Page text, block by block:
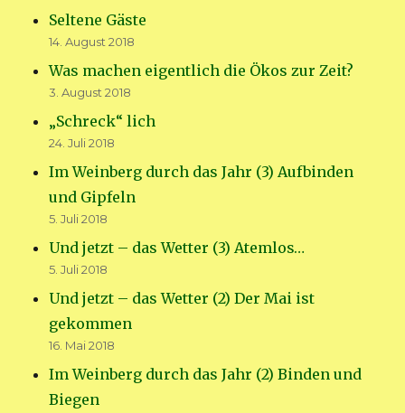
Seltene Gäste
14. August 2018
Was machen eigentlich die Ökos zur Zeit?
3. August 2018
„Schreck“ lich
24. Juli 2018
Im Weinberg durch das Jahr (3) Aufbinden
und Gipfeln
5. Juli 2018
Und jetzt – das Wetter (3) Atemlos…
5. Juli 2018
Und jetzt – das Wetter (2) Der Mai ist
gekommen
16. Mai 2018
Im Weinberg durch das Jahr (2) Binden und
Biegen